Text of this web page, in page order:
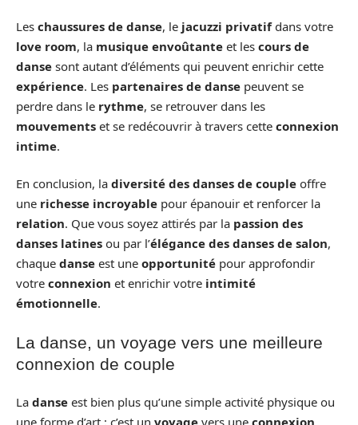
Les chaussures de danse, le jacuzzi privatifdans votre
love room, la musique envoûtante et les cours de
danse sont autant d’éléments qui peuvent enrichir cette
expérience. Les partenaires de danse peuvent se
perdre dans le rythme, se retrouver dans les
mouvements et se redécouvrir à travers cette connexion
intime.
En conclusion, la diversité des danses de couple offre
une richesse incroyable pour épanouir et renforcer la
relation. Que vous soyez attirés par la passion des
danses latines ou par l’élégance des danses de salon,
chaque danse est une opportunité pour approfondir
votre connexion et enrichir votre intimité
émotionnelle.
La danse, un voyage vers une meilleure
connexion de couple
La danse est bien plus qu’une simple activité physique ou